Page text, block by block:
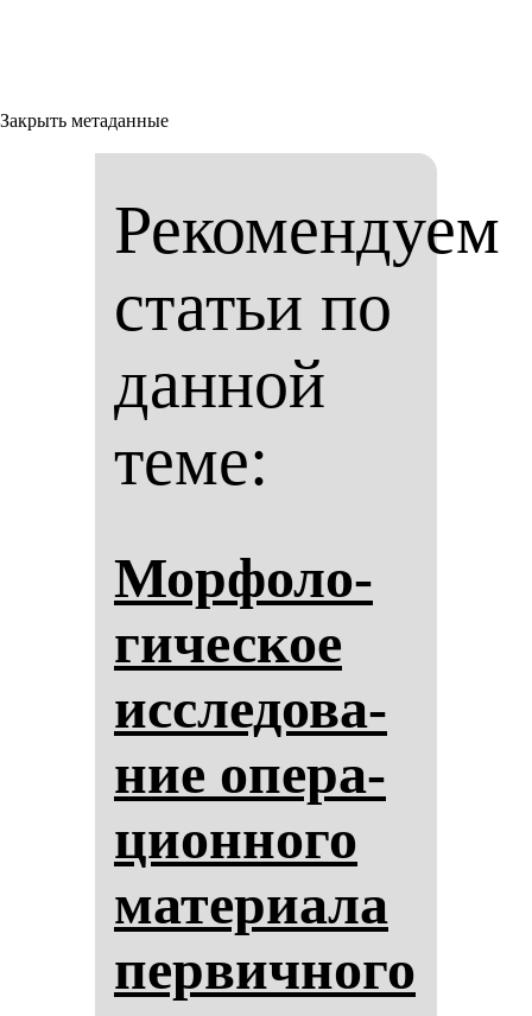
Закрыть метаданные
Рекомендуем
статьи по
данной
теме:
Мор­фо­ло­
ги­чес­кое
ис­сле­до­ва­
ние опе­ра­
ци­он­но­го
ма­те­ри­ала
пер­вич­но­го